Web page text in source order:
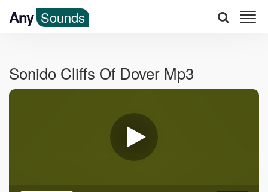
Any Sounds
Sonido Cliffs Of Dover Mp3